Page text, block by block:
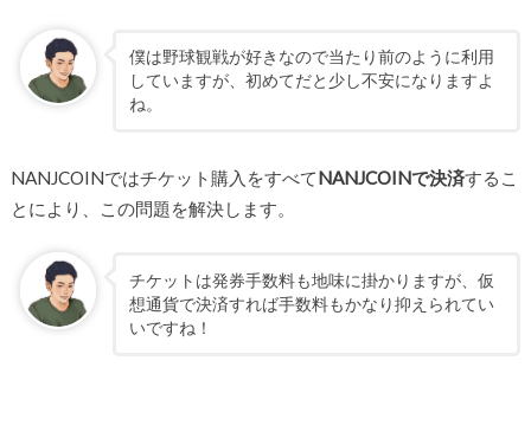
僕は野球観戦が好きなので当たり前のように利用
していますが、初めてだと少し不安になりますよ
ね。
NANJCOINではチケット購入をすべてNANJCOINで決済するこ
とにより、この問題を解決します。
チケットは発券手数料も地味に掛かりますが、仮
想通貨で決済すれば手数料もかなり抑えられてい
いですね！